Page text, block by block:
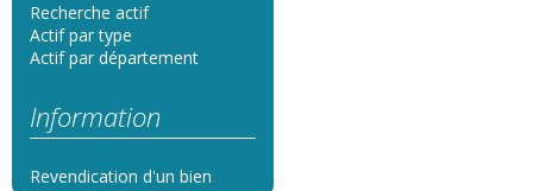
Recherche actif
Actif par type
Actif par département
Information
Revendication d'un bien